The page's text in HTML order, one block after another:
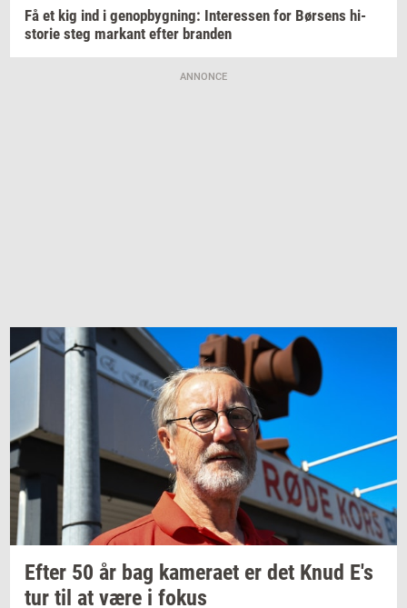
Få et kig ind i genop­byg­ning: In­ter­es­sen for Bør­sens hi­
sto­rie steg mar­kant efter bran­den
ANNONCE
Efter 50 år bag ka­me­ra­et er det Knud E's
tur til at være i fokus